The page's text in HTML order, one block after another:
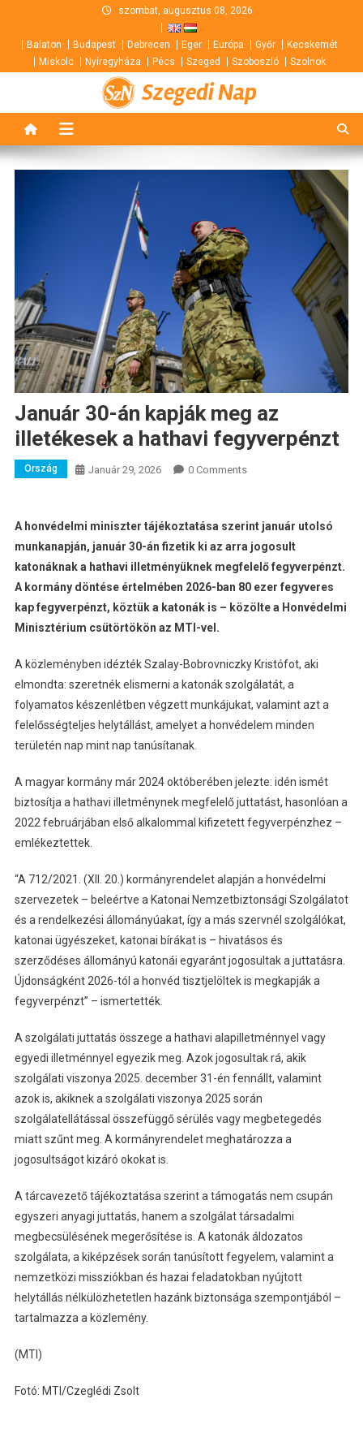
content
szombat, augusztus 08, 2026
Balaton Budapest Debrecen Eger Európa Győr
Kecskemét
Miskolc
Nyíregyháza Pécs Szeged Szoboszló Szolnok
Szegedi Nap
Január 30-án kapják meg az
illetékesek a hathavi fegyverpénzt
Ország Január 29, 2026 0 Comments
A honvédelmi miniszter tájékoztatása szerint január utolsó
munkanapján, január 30-án fizetik ki az arra jogosult
katonáknak a hathavi illetményüknek megfelelő fegyverpénzt.
A kormány döntése értelmében 2026-ban 80 ezer fegyveres
kap fegyverpénzt, köztük a katonák is – közölte a Honvédelmi
Minisztérium csütörtökön az MTI-vel.
A közleményben idézték Szalay-Bobrovniczky Kristófot, aki
elmondta: szeretnék elismerni a katonák szolgálatát, a
folyamatos készenlétben végzett munkájukat, valamint azt a
felelősségteljes helytállást, amelyet a honvédelem minden
területén nap mint nap tanúsítanak.
A magyar kormány már 2024 októberében jelezte: idén ismét
biztosítja a hathavi illetménynek megfelelő juttatást, hasonlóan a
2022 februárjában első alkalommal kifizetett fegyverpénzhez –
emlékeztettek.
“A 712/2021. (XII. 20.) kormányrendelet alapján a honvédelmi
szervezetek – beleértve a Katonai Nemzetbiztonsági Szolgálatot
és a rendelkezési állományúakat, így a más szervnél szolgálókat,
katonai ügyészeket, katonai bírákat is – hivatásos és
szerződéses állományú katonái egyaránt jogosultak a juttatásra.
Újdonságként 2026-tól a honvéd tisztjelöltek is megkapják a
fegyverpénzt” – ismertették.
A szolgálati juttatás összege a hathavi alapilletménnyel vagy
egyedi illetménnyel egyezik meg. Azok jogosultak rá, akik
szolgálati viszonya 2025. december 31-én fennállt, valamint
azok is, akiknek a szolgálati viszonya 2025 során
szolgálatellátással összefüggő sérülés vagy megbetegedés
miatt szűnt meg. A kormányrendelet meghatározza a
jogosultságot kizáró okokat is.
A tárcavezető tájékoztatása szerint a támogatás nem csupán
egyszeri anyagi juttatás, hanem a szolgálat társadalmi
megbecsülésének megerősítése is. A katonák áldozatos
szolgálata, a kiképzések során tanúsított fegyelem, valamint a
nemzetközi missziókban és hazai feladatokban nyújtott
helytállás nélkülözhetetlen hazánk biztonsága szempontjából –
tartalmazza a közlemény.
(MTI)
Fotó: MTI/Czeglédi Zsolt